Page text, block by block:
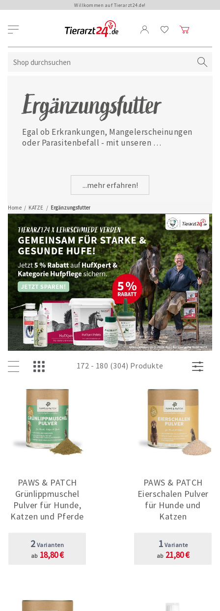
Willkommen auf Tierarzt24.de!
Home / KATZE / Ergänzungsfutter
Ergänzungsfutter
Egal ob Erkrankungen, Mangelerscheinungen
oder Parasitenbefall - mit unseren
...mehr erfahren!
172 - 180 (304) Produkte
PAWS & PATCH
Grünlippmuschel
Pulver für Hunde,
Katzen und Pferde
2 Varianten
ab 18,80 €
PAWS & PATCH
Eierschalen Pulver
für Hunde und
Katzen
1 Variante
ab 21,80 €